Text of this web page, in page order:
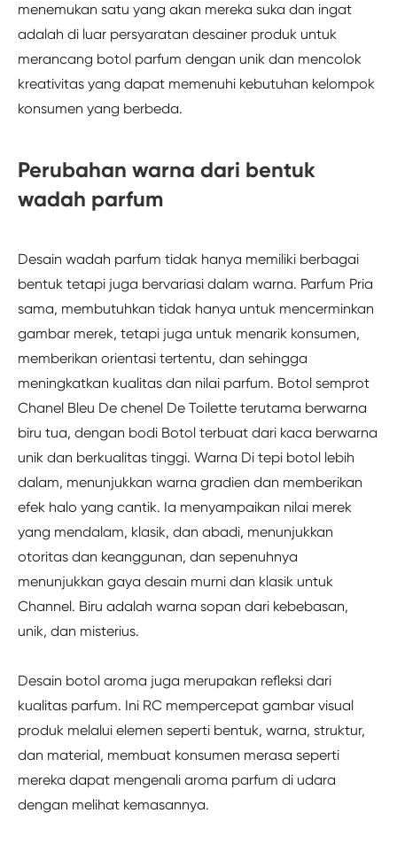
menemukan satu yang akan mereka suka dan ingat
adalah di luar persyaratan desainer produk untuk
merancang botol parfum dengan unik dan mencolok
kreativitas yang dapat memenuhi kebutuhan kelompok
konsumen yang berbeda.
Perubahan warna dari bentuk
wadah parfum
Desain wadah parfum tidak hanya memiliki berbagai
bentuk tetapi juga bervariasi dalam warna. Parfum Pria
sama, membutuhkan tidak hanya untuk mencerminkan
gambar merek, tetapi juga untuk menarik konsumen,
memberikan orientasi tertentu, dan sehingga
meningkatkan kualitas dan nilai parfum. Botol semprot
Chanel Bleu De chenel De Toilette terutama berwarna
biru tua, dengan bodi Botol terbuat dari kaca berwarna
unik dan berkualitas tinggi. Warna Di tepi botol lebih
dalam, menunjukkan warna gradien dan memberikan
efek halo yang cantik. Ia menyampaikan nilai merek
yang mendalam, klasik, dan abadi, menunjukkan
otoritas dan keanggunan, dan sepenuhnya
menunjukkan gaya desain murni dan klasik untuk
Channel. Biru adalah warna sopan dari kebebasan,
unik, dan misterius.
Desain botol aroma juga merupakan refleksi dari
kualitas parfum. Ini RC mempercepat gambar visual
produk melalui elemen seperti bentuk, warna, struktur,
dan material, membuat konsumen merasa seperti
mereka dapat mengenali aroma parfum di udara
dengan melihat kemasannya.